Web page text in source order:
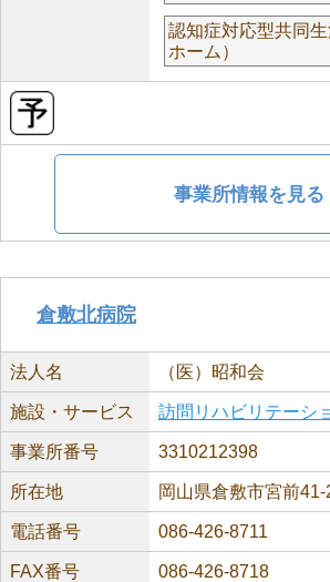
認知症対応型共同
ホーム）
事業所情報を見る
倉敷北病院
法人名 （医）昭和会
施設・サービス 訪問リハビリテーシ
事業所番号 3310212398
所在地 岡山県倉敷市宮前41-
電話番号 086-426-8711
FAX番号 086-426-8718